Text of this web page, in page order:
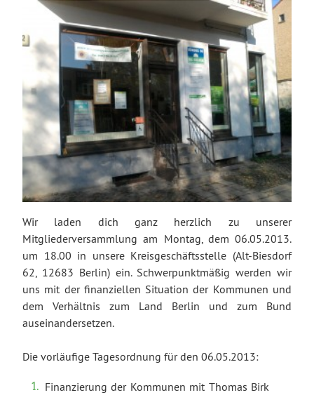
Wir laden dich ganz herzlich zu unserer
Mitgliederversammlung am Montag, dem 06.05.2013.
um 18.00 in unsere Kreisgeschäftsstelle (Alt-Biesdorf
62, 12683 Berlin) ein. Schwerpunktmäßig werden wir
uns mit der finanziellen Situation der Kommunen und
dem Verhältnis zum Land Berlin und zum Bund
auseinandersetzen.
Die vorläufige Tagesordnung für den 06.05.2013:
Finanzierung der Kommunen mit Thomas Birk